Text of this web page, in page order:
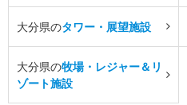
大分県のタワー・展望施設
大分県の牧場・レジャー＆リ
ゾート施設